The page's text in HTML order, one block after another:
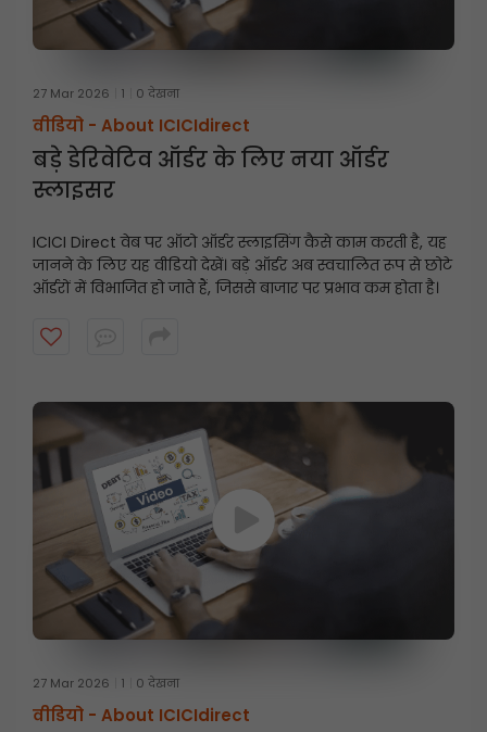
27 Mar 2026 1 0 देखना
वीडियो - About ICICIdirect
बड़े डेरिवेटिव ऑर्डर के लिए नया ऑर्डर
स्लाइसर
ICICI Direct वेब पर ऑटो ऑर्डर स्लाइसिंग कैसे काम करती है, यह
जानने के लिए यह वीडियो देखें। बड़े ऑर्डर अब स्वचालित रूप से छोटे
ऑर्डरों में विभाजित हो जाते हैं, जिससे बाजार पर प्रभाव कम होता है।
27 Mar 2026 1 0 देखना
वीडियो - About ICICIdirect